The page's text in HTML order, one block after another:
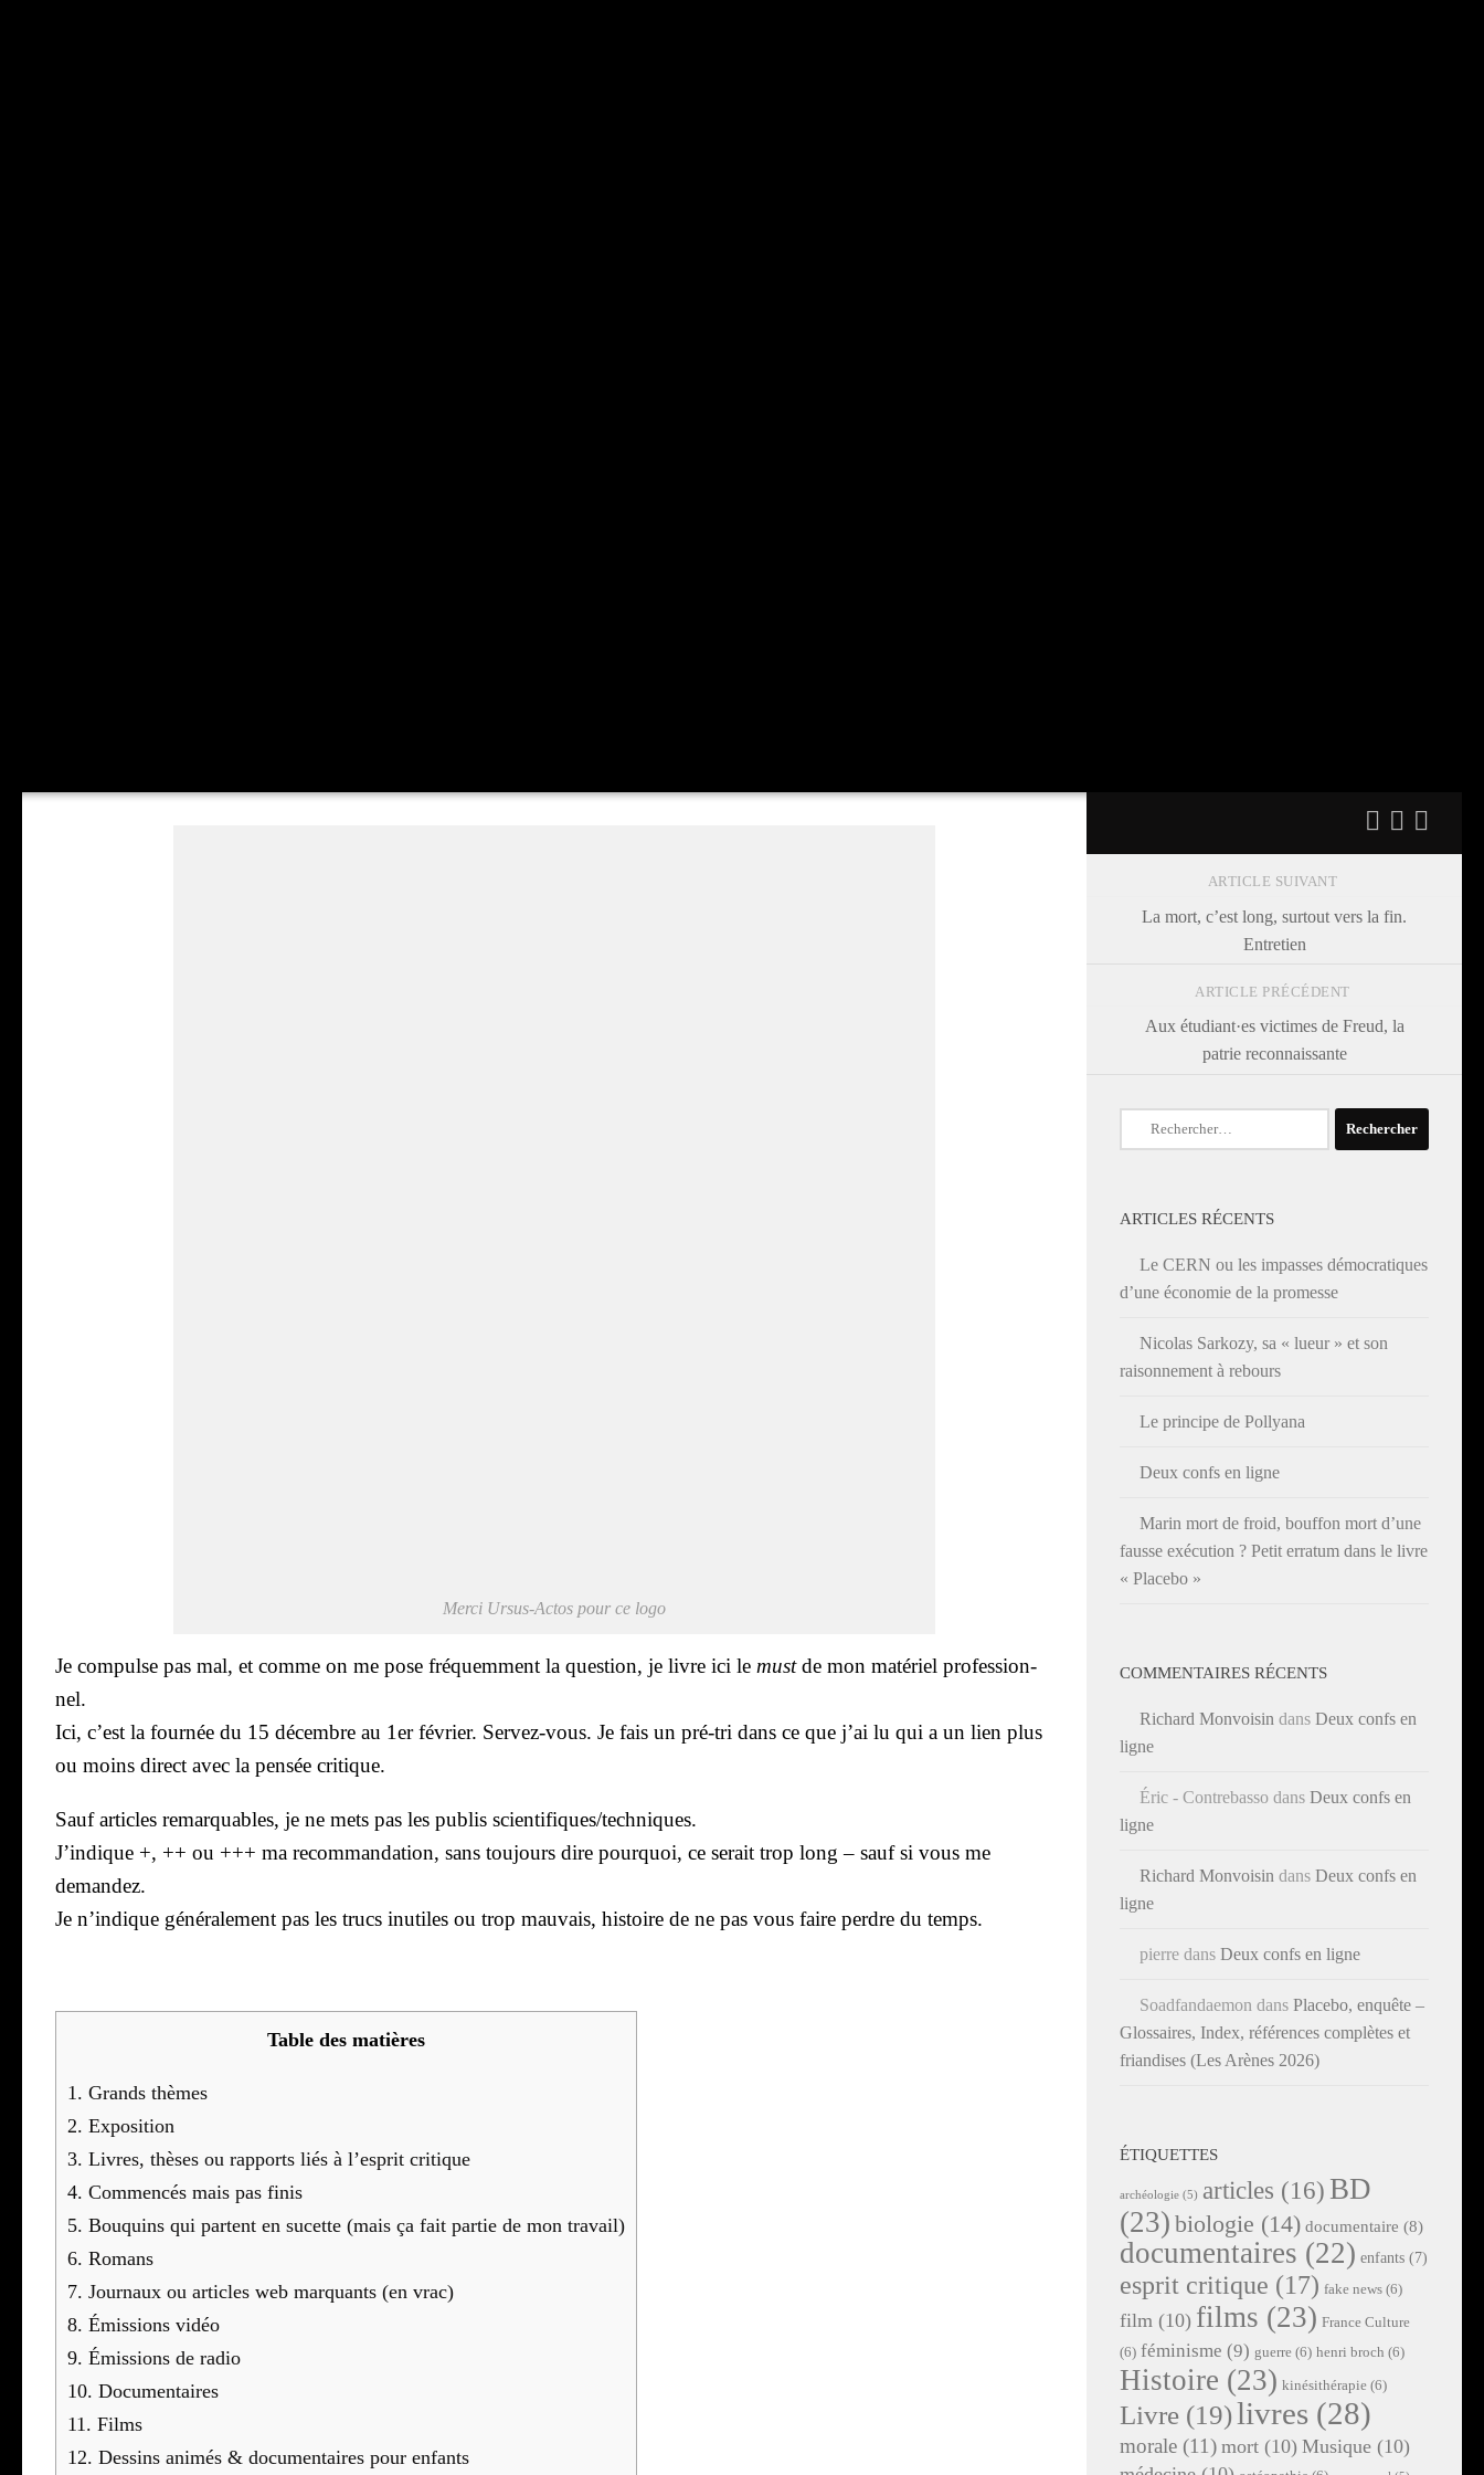
Mer­ci Ursus-Actos pour ce logo
Je com­pulse pas mal, et comme on me pose fré­quem­ment la ques­tion, je livre ici le mustde mon maté­riel pro­fes­sion­
nel.
Ici, c’est la four­née du 15 décembre au 1er février. Ser­vez-vous. Je fais un pré-tri dans ce que j’ai lu qui a un lien plus
ou moins direct avec la pen­sée cri­tique.
Sauf articles remar­quables, je ne mets pas les publis scientifiques/techniques.
J’in­dique +, ++ ou +++ ma recom­man­da­tion, sans tou­jours dire pour­quoi, ce serait trop long – sauf si vous me
deman­dez.
Je n’in­dique géné­ra­le­ment pas les trucs inutiles ou trop mau­vais, his­toire de ne pas vous faire perdre du temps.
Table des matières
1. Grands thèmes
2. Expo­si­tion
3. Livres, thèses ou rap­ports liés à l’es­prit cri­tique
4. Com­men­cés mais pas finis
5. Bou­quins qui partent en sucette (mais ça fait par­tie de mon tra­vail)
6. Romans
7. Jour­naux ou articles web mar­quants (en vrac)
8. Émis­sions vidéo
9. Émis­sions de radio
10. Docu­men­taires
11. Films
12. Des­sins ani­més & docu­men­taires pour enfants
ARTICLE SUIVANT
La mort, c’est long, surtout vers la fin.
Entretien
ARTICLE PRÉCÉDENT
Aux étudiant·es victimes de Freud, la
patrie reconnaissante
Rechercher :
ARTICLES RÉCENTS
Le CERN ou les impasses démocratiques
d’une économie de la promesse
Nicolas Sarkozy, sa « lueur » et son
raisonnement à rebours
Le principe de Pollyana
Deux confs en ligne
Marin mort de froid, bouffon mort d’une
fausse exécution ? Petit erratum dans le livre
« Placebo »
COMMENTAIRES RÉCENTS
Richard Monvoisin dans Deux confs en
ligne
Éric - Contrebasso dans Deux confs en
ligne
Richard Monvoisin dans Deux confs en
ligne
pierre dans Deux confs en ligne
Soadfandaemon dans Placebo, enquête –
Glossaires, Index, références complètes et
friandises (Les Arènes 2026)
ÉTIQUETTES
archéologie (5) articles (16) BD
(23) biologie (14) documentaire (8)
documentaires (22) enfants (7)
esprit critique (17) fake news (6)
film (10) films (23) France Culture
(6) féminisme (9) guerre (6) henri broch (6)
Histoire (23) kinésithérapie (6)
Livre (19)livres (28)
morale (11) mort (10) Musique (10)